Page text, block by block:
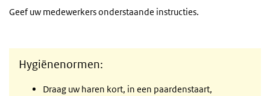
Geef uw medewerkers onderstaande instructies.
Hygiënenormen:
Draag uw haren kort, in een paardenstaart,